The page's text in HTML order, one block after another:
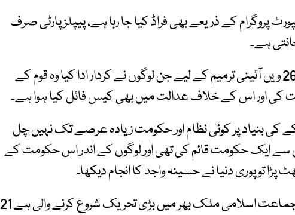
پروگرام کے ذریعے بھی فراڈ کیا جا رہا ہے، پیپلز پارٹی صرف
ہے۔
حافظ نعیم الرحمان نے کہا کہ 26 ویں آئینی ترمیم کے لیے جن لوگوں نے کردار ادا کیا وہ قوم کے
کی اور اس کے خلاف عدالت میں بھی کیس فائل کیا ہوا ہے۔
کی بنیاد پر کوئی نظام اور حکومت زیادہ عرصے تک نہیں چل
بنگلہ دیش میں 17سال سے ایک حکومت قائم کی تھی اور لوگوں کے اندر اس حکومت کے
پڑا تو پوری دنیا نے حسینہ واجد کا انجام دیکھا۔
حافظ نعیم الرحمان نے کہا کہ جماعت اسلامی ملک بھر میں بڑی تحریک شروع کرنے والی ہے 21